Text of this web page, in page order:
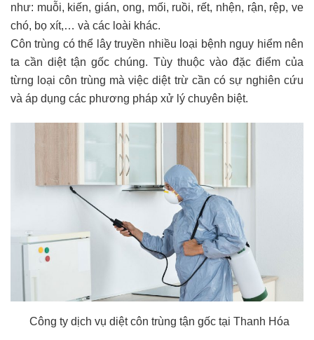
như: muỗi, kiến, gián, ong, mối, ruồi, rết, nhện, rận, rệp, ve
chó, bọ xít,… và các loài khác.
Côn trùng có thể lây truyền nhiều loại bệnh nguy hiểm nên
ta cần diệt tận gốc chúng. Tùy thuộc vào đặc điểm của
từng loại côn trùng mà việc diệt trừ cần có sự nghiên cứu
và áp dụng các phương pháp xử lý chuyên biệt.
Công ty dịch vụ diệt côn trùng tận gốc tại Thanh Hóa